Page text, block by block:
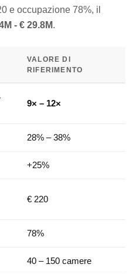
e occupazione 78%, il
- € 29.8M.
VALORE DI
RIFERIMENTO
9× – 12×
28% – 38%
+25%
€ 220
78%
40 – 150 camere